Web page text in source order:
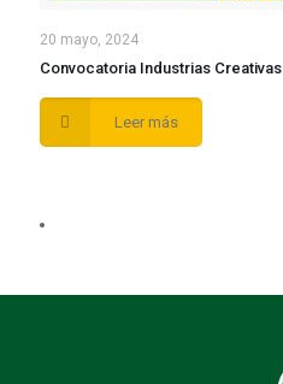
20 mayo, 2024
Convocatoria Industrias Creativas
Leer más